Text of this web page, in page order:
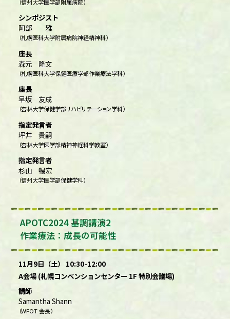
（信州大学医学部附属病院）
シンポジスト
阿部 雅
（札幌医科大学附属病院神経精神科）
座長
森元 隆文
（札幌医科大学保健医療学部作業療法学科）
座長
早坂 友成
（杏林大学保健学部リハビリテーション学科）
指定発言者
坪井 貴嗣
（杏林大学医学部精神神経科学教室）
指定発言者
杉山 暢宏
（信州大学医学部保健学科）
APOTC2024 基調講演2
作業療法：成長の可能性
11月9日（土） 10:30-12:00
A会場 (札幌コンベンションセンター 1F 特別会議場)
講師
Samantha Shann
（WFOT 会長）